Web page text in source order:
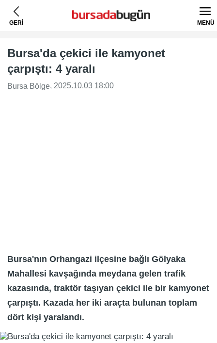
GERİ MENÜ
Bursa'da çekici ile kamyonet
çarpıştı: 4 yaralı
Bursa Bölge, 2025.10.03 18:00
Bursa'nın Orhangazi ilçesine bağlı Gölyaka
Mahallesi kavşağında meydana gelen trafik
kazasında, traktör taşıyan çekici ile bir kamyonet
çarpıştı. Kazada her iki araçta bulunan toplam
dört kişi yaralandı.